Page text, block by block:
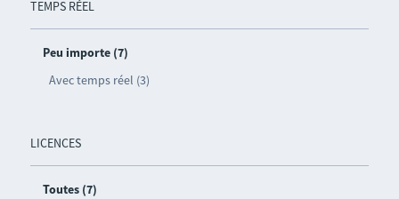
TEMPS RÉEL
Peu importe (7)
Avec temps réel (3)
LICENCES
Toutes (7)